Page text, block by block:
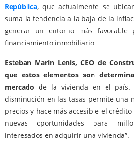
República, que actualmente se
suma la tendencia a la baja de la
generar un entorno más
financiamiento inmobiliario.
Esteban Marín Lenis, CEO de
que estos elementos son
mercado de la vivienda en el país.
disminución en las tasas permite una
precios y hace más accesible el
nuevas oportunidades para
interesados en adquirir una vivienda”.